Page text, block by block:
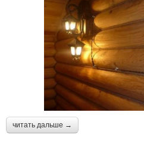
читать дальше →